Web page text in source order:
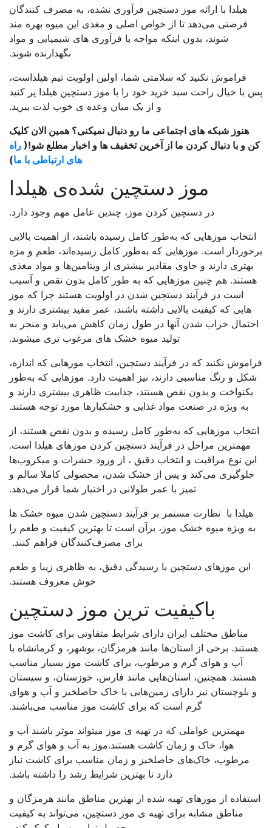
هیلدا با ارائه موز دستچین فرآوری نشده، به مصرف کنندگان
فرصتی می‌دهد تا از خواص اصلی و مغذی این میوه بهره مند
شوند، بدون اینکه مواجه با فرآوری های شیمیایی و مواد
نگهدارنده شوند.
فراموش نکنید که سلامتی شما، اولین اولویت تیم هیلداست،
پس با خیال راحت سبد خرید خود را با موز دستچین هیلدا پر کنید
و از یک میان وعده ی خوب لذت ببرید.
هنوز شبکه های اجتماعی ما رو دنبال نمیکنی؟ همین الان کلیک
کن و با دنبال کردن ما از آخرین تخفیف ها و اخبار مطلع شو!( راه
های ارتباطی با ما)
موز دستچین شده‌ی هیلدا
در دستچین کردن موز، چندین عامل مهم وجود دارد.
انتخاب موزهایی که به‌طور کامل رسیده باشند، از اهمیت بالایی
برخوردار است. موز‌هایی که به‌طور کامل رسیده‌اند، طعم و مزه
بهتری دارند و حاوی مقادیر بیشتری از ویتامین‌ها و مواد مغذی
هستند. هم چنین موزهایی که به طور کامل بدون نقص و آسیب
است در فرآیند دستچین شدن در اولویت هستند چرا که موز
هایی که کیفیت بالایی داشته باشند، عمر مفید بیشتری دارند و
احتمال خراب شدن آنها در طول زمان کاهش می‌یابد و منجر به
تولید میوه خشک های مرغوب تری میشوند.
فراموش نکنید که در فرآیند دستچین، انتخاب موزهایی که اندازه،
شکل و رنگ مناسبی دارند، نیز اهمیت دارد. موزهایی که به‌طور
یکنواخت و بدون نقص هستند، جذابیت ظاهری بیشتری دارند و
به ویژه در صنعت مواد غذایی و خشکبارها مورد توجه هستند.
انتخاب موز‌هایی که به‌طور کامل رسیده و بدون نقص هستند، از
مهمترین مراحل در فرآیند دستچین کردن موزهای هیلدا است.
این نوع مراقبت و انتخاب دقیق ، از ورود حشرات و میکروب‌ها
جلوگیری می‌کند و پس از خشک شدن، محصولی کاملا سالم و
تمیز با عمر طولانی در اختیار شما قرار می‌دهد.
هیلدا با نظارت مستمر بر فرآیند دستچین شدن میوه خشک ها
به ویژه میوه خشک موز، برآن است تا بهترین کیفیت و طعم را
برای مصرف‌کنندگان فراهم کنند.
این موزهای دستچین با رسیدگی دقیق، به ظاهری زیبا و طعم
خوش معروف هستند.
باکیفیت ترین موز دستچین
مناطق مختلف ایران دارای شرایط متفاوتی برای کاشت موز
هستند. برخی از استان‌ها مانند هرمزگان، بوشهر، و کرمانشاه با
آب و هوای گرم و مرطوب، برای کاشت موز بسیار مناسب
هستند. همچنین، استان‌هایی مانند فارس، خوزستان، و سیستان
و بلوچستان نیز دارای زمین‌هایی با خاک حاصلخیز و آب و هوای
گرم است که برای کاشت موز مناسب می‌باشند.
مهمترین عواملی که در تهیه ی موز میتواند موثر باشند آب و
هوا، خاک و زمان کاشت هستند.موز به آب و هوای گرم و
مرطوب، خاک‌های حاصلخیز و زمان مناسب برای کاشت نیاز
دارد تا بهترین شرایط رشد را داشته باشد.
استفاده از موزهای تهیه شده از بهترین مناطق مانند هرمزگان و
مناطق مشابه برای تهیه ی موز دستچین، می‌تواند به کیفیت